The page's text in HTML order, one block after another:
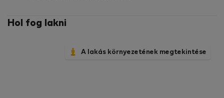
Hol fog lakni
A lakás környezetének megtekintése